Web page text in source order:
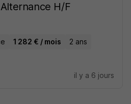
H/F
1 282 € / mois 2 ans
il y a 6 jours